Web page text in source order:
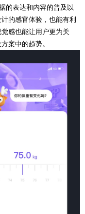
的表达和内容的普及以
的感官体验，也能有利
感也能让用户更为关
案中的趋势。